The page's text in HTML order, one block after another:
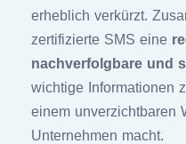
erheblich verkürzt.
zertifizierte SMS eine
nachverfolgbare und
wichtige Informationen
einem unverzichtbaren
Unternehmen macht.